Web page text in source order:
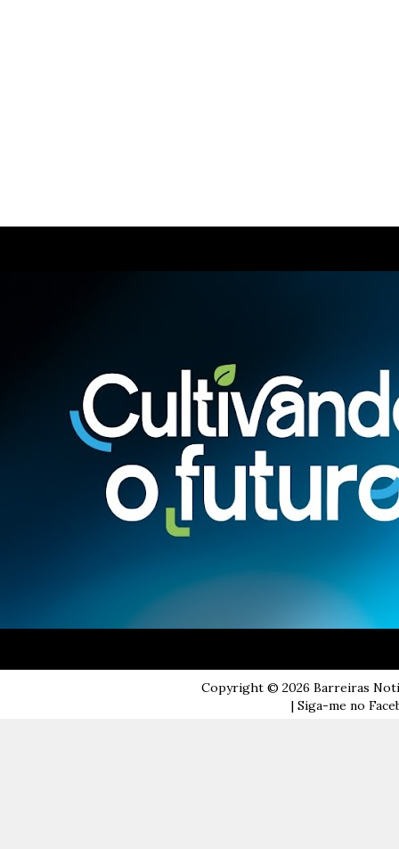
Copyright © 2026 Barreiras
| Siga-me no